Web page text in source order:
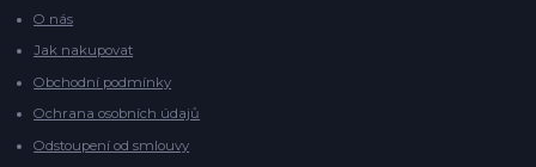
O nás
Jak nakupovat
Obchodní podmínky
Ochrana osobních údajů
Odstoupení od smlouvy